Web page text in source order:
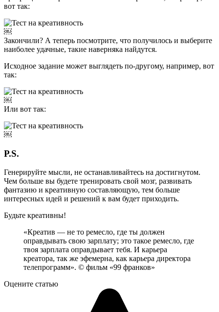
вот так:
￼
Закончили? А теперь посмотрите, что получилось и выберите
наиболее удачные, такие наверняка найдутся.
Исходное задание может выглядеть по-другому, например, вот
так:
￼
Или вот так:
￼
P.S.
Генерируйте мысли, не останавливайтесь на достигнутом.
Чем больше вы будете тренировать свой мозг, развивать
фантазию и креативную составляющую, тем больше
интересных идей и решений к вам будет приходить.
Будьте креативны!
«Креатив — не то ремесло, где ты должен
оправдывать свою зарплату; это такое ремесло, где
твоя зарплата оправдывает тебя. И карьера
креатора, так же эфемерна, как карьера директора
телепрограмм». © фильм «99 франков»
Оцените статью